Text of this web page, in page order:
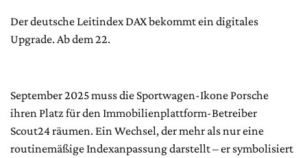
Der deutsche Leitindex DAX bekommt ein digitales
Upgrade. Ab dem 22.
September 2025 muss die Sportwagen-Ikone Porsche
ihren Platz für den Immobilienplattform-Betreiber
Scout24 räumen. Ein Wechsel, der mehr als nur eine
routinemäßige Indexanpassung darstellt – er symbolisiert